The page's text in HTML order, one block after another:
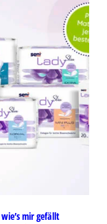
mir gefällt